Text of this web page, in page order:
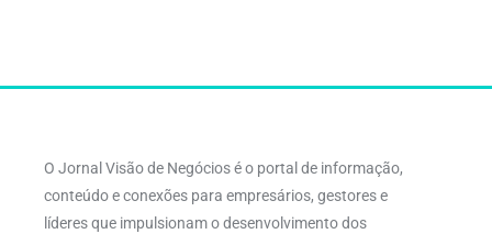
O Jornal Visão de Negócios é o portal de informação,
conteúdo e conexões para empresários, gestores e
líderes que impulsionam o desenvolvimento dos